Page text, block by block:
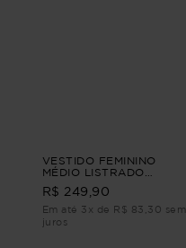
VESTIDO FEMININO
MÉDIO LISTRADO
ANELISE VESTIDO
FEMININO MÉDIO Azul G2
R$ 249,90
Em até 3x de R$ 83,30 sem
juros